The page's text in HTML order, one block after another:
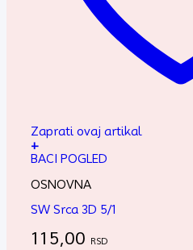
Zaprati ovaj artikal
+
BACI POGLED
OSNOVNA
SW Srca 3D 5/1
115,00 RSD